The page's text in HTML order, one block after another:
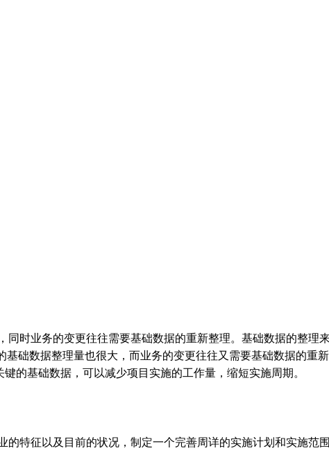
时业务的变更往往需要基础数据的重新整理。基础数据的整理
础数据整理量也很大，而业务的变更往往又需要基础数据的重
的基础数据，可以减少项目实施的工作量，缩短实施周期。
征以及目前的状况，制定一个完善周详的实施计划和实施范